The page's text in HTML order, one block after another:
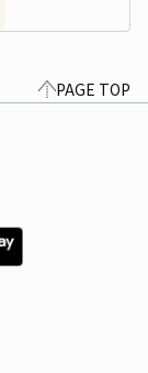
PAGE TOP